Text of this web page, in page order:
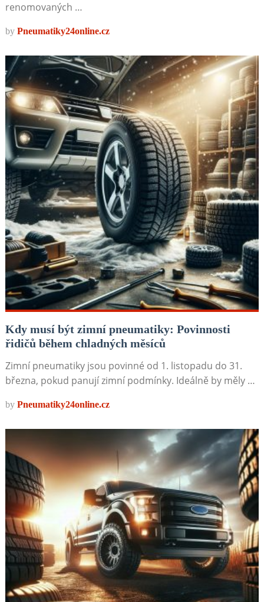
renomovaných …
by Pneumatiky24online.cz
Kdy musí být zimní pneumatiky: Povinnosti
řidičů během chladných měsíců
Zimní pneumatiky jsou povinné od 1. listopadu do 31.
března, pokud panují zimní podmínky. Ideálně by měly …
by Pneumatiky24online.cz